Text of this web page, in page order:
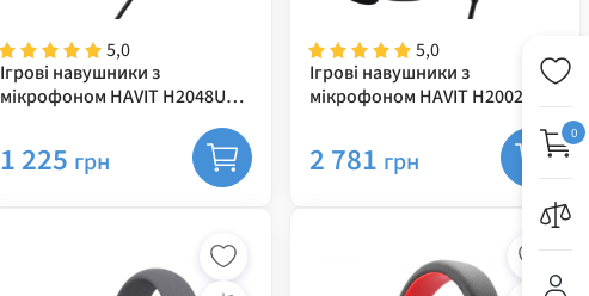
0
5,0
Ігрові навушники з
мікрофоном HAVIT H2048U
1 225 грн
5,0
Ігрові навушники з
мікрофоном HAVIT H2002P
2 781 грн